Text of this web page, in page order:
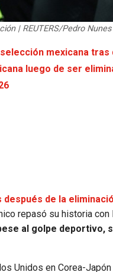
| REUTERS/Pedro Nunes
mexicana
luego de ser
de la
repasó su historia con
al golpe deportivo,
Unidos en Corea-